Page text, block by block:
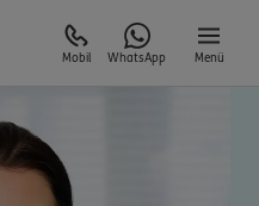
Mobil WhatsApp Menü